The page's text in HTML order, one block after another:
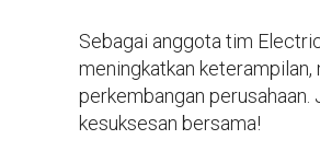
Sebagai anggota tim
meningkatkan
perkembangan
kesuksesan bersama!